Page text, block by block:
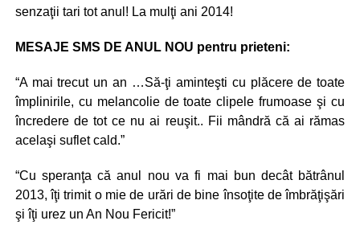
senzaţii tari tot anul! La mulţi ani 2014!
MESAJE SMS DE ANUL NOU pentru prieteni:
“A mai trecut un an …Să-ţi aminteşti cu plăcere de toate
împlinirile, cu melancolie de toate clipele frumoase şi cu
încredere de tot ce nu ai reuşit.. Fii mândră că ai rămas
acelaşi suflet cald.”
“Cu speranţa că anul nou va fi mai bun decât bătrânul
2013, îţi trimit o mie de urări de bine însoţite de îmbrăţişări
şi îţi urez un An Nou Fericit!”